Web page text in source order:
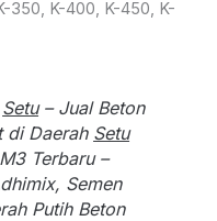
350, K-400, K-450, K-
Setu– Jual Beton
di Daerah Setu
Terbaru –
Semen
Putih Beton